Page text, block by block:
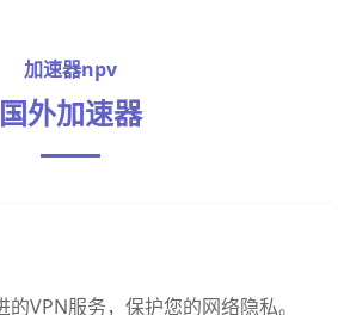
加速器npv
国外加速器
VPN服务，保护您的网络隐私。